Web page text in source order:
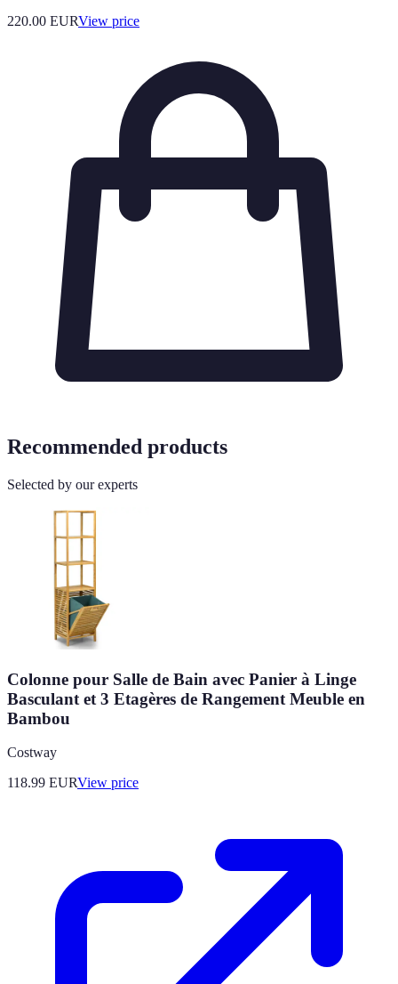
220.00 EURView price
Recommended products
Selected by our experts
Colonne pour Salle de Bain avec Panier à Linge
Basculant et 3 Etagères de Rangement Meuble en
Bambou
Costway
118.99 EURView price